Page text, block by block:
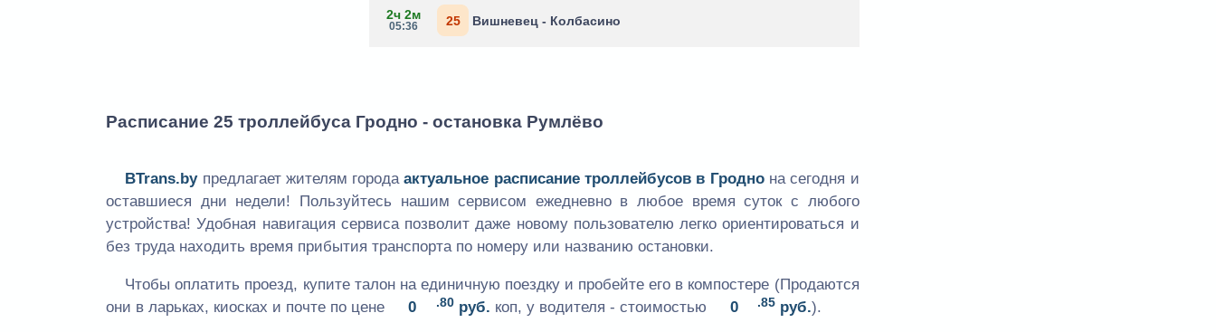
2ч 2м
05:36 25 Вишневец - Колбасино
Расписание 25 троллейбуса Гродно - остановка Румлёво
BTrans.byпредлагает жителям городаактуальное расписание троллейбусов в Гроднона сегодня и
оставшиеся дни недели! Пользуйтесь нашим сервисом ежедневно в любое время суток с любого
устройства! Удобная навигация сервиса позволит даже новому пользователю легко ориентироваться и
без труда находить время прибытия транспорта по номеру или названию остановки.
Чтобы оплатить проезд, купите талон на единичную поездку и пробейте его в компостере (Продаются
они в ларьках, киосках и почте по цене
0 .80руб. коп, у водителя - стоимостью 0 .85 руб.).